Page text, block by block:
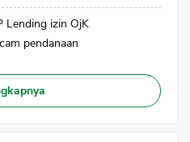
Lending izin OjK
pendanaan